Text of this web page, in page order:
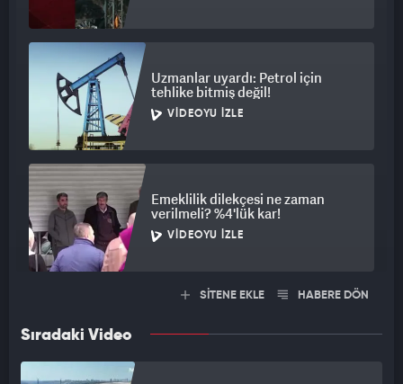
Uzmanlar uyardı: Petrol için
tehlike bitmiş değil!
VIDEOYU İZLE
Emeklilik dilekçesi ne zaman
verilmeli? %4'lük kar!
VIDEOYU İZLE
SİTENE EKLE HABERE DÖN
Sıradaki Video